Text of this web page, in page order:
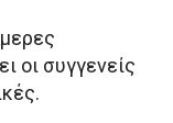
οι συγγενείς